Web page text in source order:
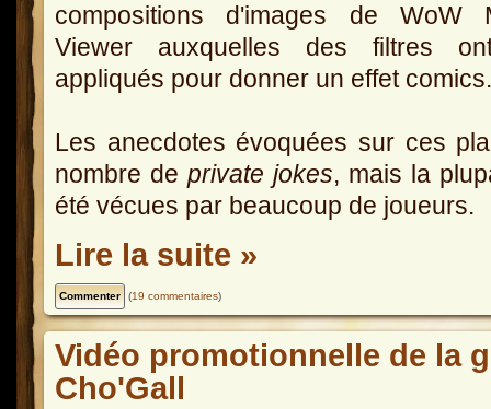
compositions d'images de WoW
Viewer auxquelles des filtres
appliqués pour donner un effet comics.
Les anecdotes évoquées sur ces
nombre de private jokes, mais la
été vécues par beaucoup de joueurs.
Lire la suite »
(19 commentaires)
Vidéo promotionnelle de la
Cho'Gall